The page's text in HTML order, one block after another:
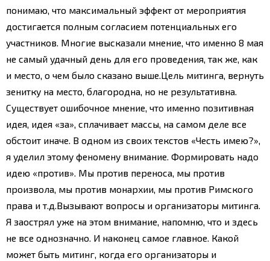
понимаю, что максимальный эффект от мероприятия
достигается полным согласием потенциальных его
участников. Многие высказали мнение, что именно 8 мая
не самый удачный день для его проведения, так же, как
и место, о чем было сказано выше. Цель митинга, вернуть
зенитку на место, благородна, но не результативна.
Существует ошибочное мнение, что именно позитивная
идея, идея «за», сплачивает массы, на самом деле все
обстоит иначе. В одном из своих текстов «Честь имею?»,
я уделил этому феномену внимание. Формировать надо
идею «против». Мы против переноса, мы против
произвола, мы против монархии, мы против Римского
права и т.д. Вызывают вопросы и организаторы митинга.
Я заострял уже на этом внимание, напомню, что и здесь
не все однозначно. И наконец самое главное. Какой
может быть митинг, когда его организаторы и